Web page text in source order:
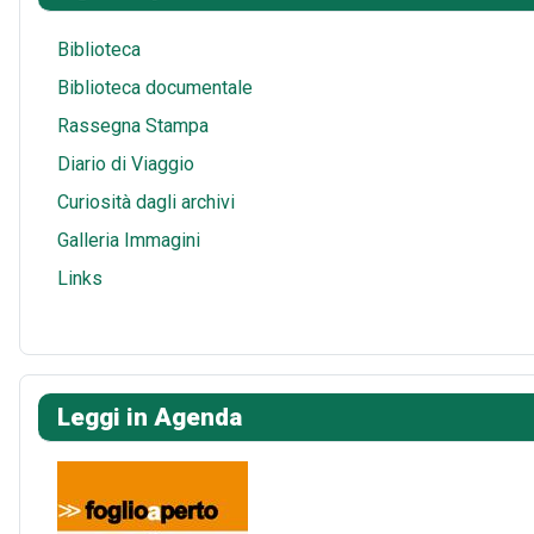
tp
p
e
Biblioteca
Biblioteca documentale
Rassegna Stampa
Diario di Viaggio
Curiosità dagli archivi
Galleria Immagini
Links
Leggi in Agenda